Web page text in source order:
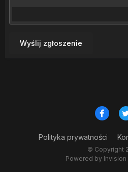
Wyślij zgłoszenie
Polityka prywatności
© Copyright
Powered by Invision